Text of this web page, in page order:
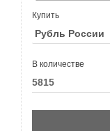
Купить
В количестве